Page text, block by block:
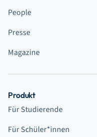
People
Presse
Magazine
Produkt
Für Studierende
Für Schüler*innen